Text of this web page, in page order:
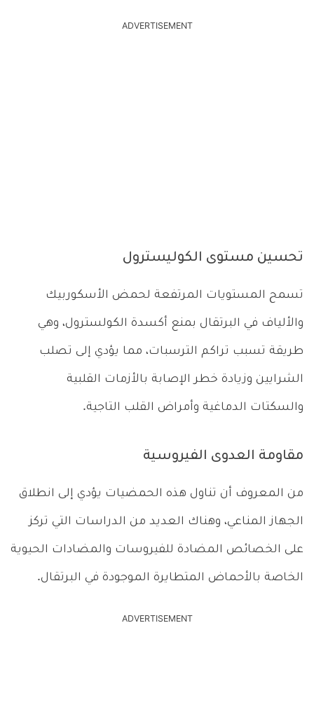
ADVERTISEMENT
تحسين مستوى الكوليسترول
تسمح المستويات المرتفعة لحمض الأسكوربيك
والألياف في البرتقال بمنع أكسدة الكولسترول، وهي
طريقة تسبب تراكم الترسبات، مما يؤدي إلى تصلب
الشرايين وزيادة خطر الإصابة بالأزمات القلبية
والسكتات الدماغية وأمراض القلب التاجية.
مقاومة العدوى الفيروسية
من المعروف أن تناول هذه الحمضيات يؤدي إلى انطلاق
الجهاز المناعي، وهناك العديد من الدراسات التي تركز
على الخصائص المضادة للفيروسات والمضادات الحيوية
الخاصة بالأحماض المتطايرة الموجودة في البرتقال.
ADVERTISEMENT